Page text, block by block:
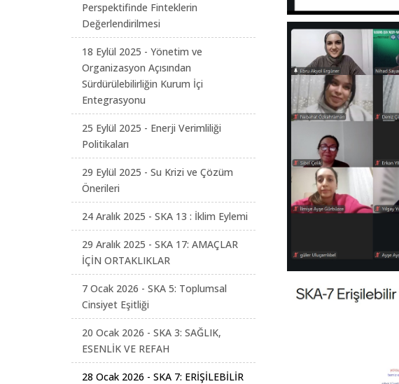
Perspektifinde Finteklerin
Değerlendirilmesi
18 Eylül 2025 - Yönetim ve
Organizasyon Açısından
Sürdürülebilirliğin Kurum İçi
Entegrasyonu
25 Eylül 2025 - Enerji Verimliliği
Politikaları
29 Eylül 2025 - Su Krizi ve Çözüm
Önerileri
24 Aralık 2025 - SKA 13 : İklim Eylemi
29 Aralık 2025 - SKA 17: AMAÇLAR
İÇİN ORTAKLIKLAR
7 Ocak 2026 - SKA 5: Toplumsal
Cinsiyet Eşitliği
20 Ocak 2026 - SKA 3: SAĞLIK,
ESENLİK VE REFAH
28 Ocak 2026 - SKA 7: ERİŞİLEBİLİR